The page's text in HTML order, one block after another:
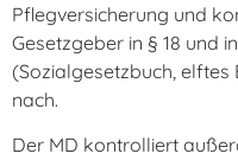
Pflegversicherung und
Gesetzgeber in § 18 und
(Sozialgesetzbuch,
nach.
Der MD kontrolliert